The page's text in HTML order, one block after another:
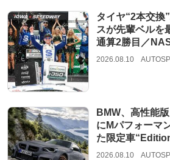
タイヤ“2本交換
スが先輩ベルを
通算2勝目／
2026.08.10
BMW、高性能
にMパフォーマ
た限定車
2026.08.10